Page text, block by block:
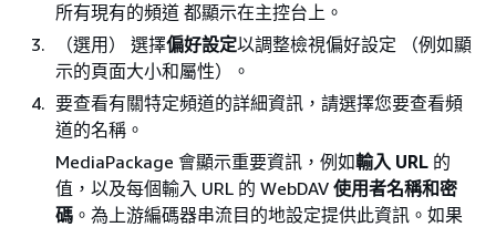
所有現有的頻道 都顯示在主控台上。
（選用） 選擇偏好設定以調整檢視偏好設定 （例如顯
示的頁面大小和屬性）。
要查看有關特定頻道的詳細資訊，請選擇您要查看頻
道的名稱。
MediaPackage 會顯示重要資訊，例如輸入 URL 的
值，以及每個輸入 URL 的 WebDAV 使用者名稱和密
碼 。為上游編碼器串流目的地設定提供此資訊。如果